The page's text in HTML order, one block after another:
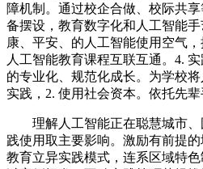
障机制。通过校企合做、校际共
备摆设，教育数字化和人工智能
康、平安、的人工智能使用空气
人工智能教育课程互联互通。4.
的专业化、规范化成长。为学校
实践，2. 使用社会资本。依托先辈
理解人工智能正在聪慧城市、
践使用取主要影响。激励有前提
教育立异实践模式，连系区域特